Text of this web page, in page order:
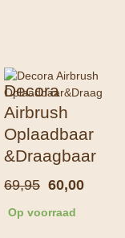
Decora
Airbrush
Oplaadbaar
&Draagbaar
69,95
prijs
60,00
Op voorraad